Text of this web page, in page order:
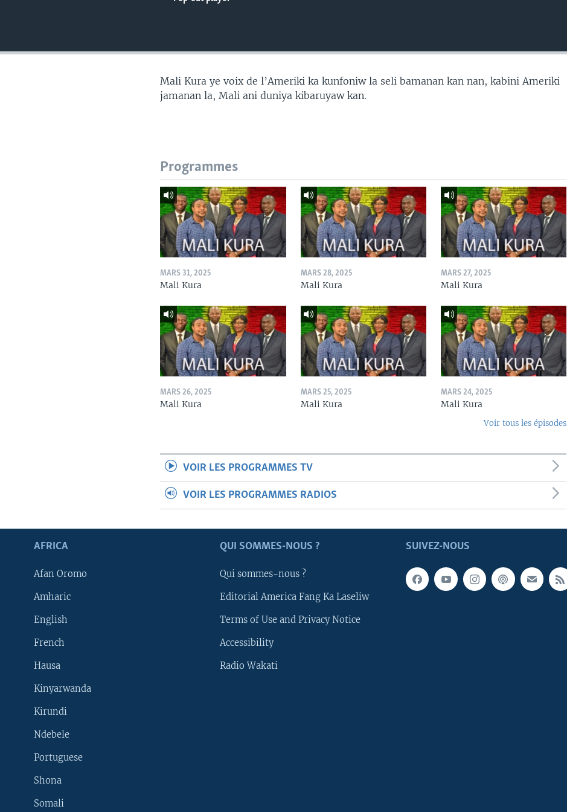
Mali Kura ye voix de l’Ameriki ka kunfoniw la seli bamanan kan nan, kabini Ameriki
jamanan la, Mali ani duniya kibaruyaw kan.
Programmes
MARS 31, 2025
Mali Kura
MARS 28, 2025
Mali Kura
MARS 27, 2025
Mali Kura
MARS 26, 2025
Mali Kura
MARS 25, 2025
Mali Kura
MARS 24, 2025
Mali Kura
Voir tous les épisodes
VOIR LES PROGRAMMES TV
VOIR LES PROGRAMMES RADIOS
SUIVEZ-NOUS
AFRICA
Afan Oromo
Amharic
English
French
Hausa
Kinyarwanda
Kirundi
Ndebele
Portuguese
Shona
Somali
QUI SOMMES-NOUS ?
Qui sommes-nous ?
Editorial America Fang Ka Laseliw
Terms of Use and Privacy Notice
Accessibility
Radio Wakati